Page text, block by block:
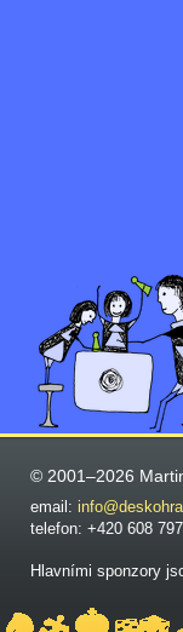
© 2001–2026
email:
telefon: +420 608
Hlavními sponzory